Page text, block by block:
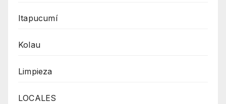
Itapucumí
Kolau
Limpieza
LOCALES